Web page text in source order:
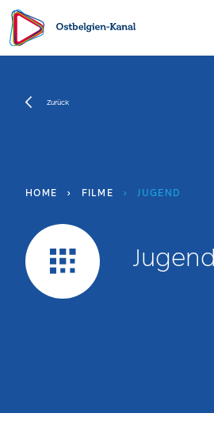
Zurück
HOME › FILME › JUGEND
Jugend